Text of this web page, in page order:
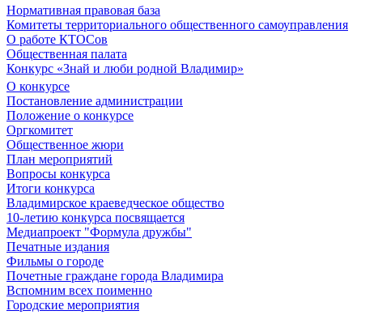
Нормативная правовая база
Комитеты территориального общественного самоуправления
О работе КТОСов
Общественная палата
Конкурс «Знай и люби родной Владимир»
О конкурсе
Постановление администрации
Положение о конкурсе
Оргкомитет
Общественное жюри
План мероприятий
Вопросы конкурса
Итоги конкурса
Владимирское краеведческое общество
10-летию конкурса посвящается
Медиапроект "Формула дружбы"
Печатные издания
Фильмы о городе
Почетные граждане города Владимира
Вспомним всех поименно
Городские мероприятия